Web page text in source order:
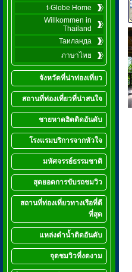
t-Globe Home
Willkommen in
Thailand
Таиланда
ภาษาไทย
จังหวัดที่น่าท่องเที่ยว
สถานที่ท่องเที่ยวที่น่าสนใจ
ชายหาดฮิตติดอันดับ
โรงแรมบริการจากหัวใจ
มหัศจรรย์ธรรมชาติ
สุดยอดการขับรถชมวิว
สถานที่ท่องเที่ยวทางเรือที่ดี
ที่สุด
แหล่งดำน้ำติดอันดับ
จุดชมวิวที่งดงาม